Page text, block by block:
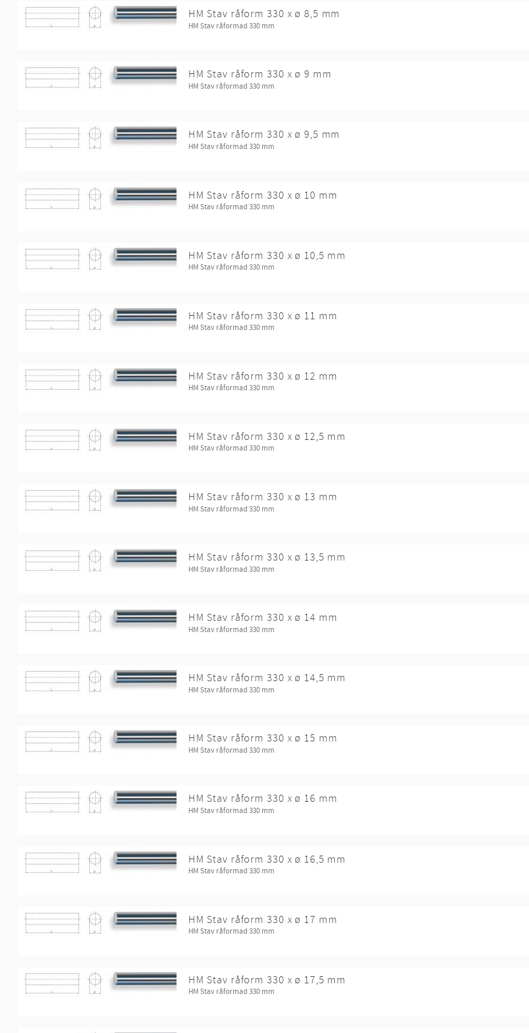
HM Stav råform 330 x ø 8,5 mm
HM Stav råformad 330 mm
HM Stav råform 330 x ø 9 mm
HM Stav råformad 330 mm
HM Stav råform 330 x ø 9,5 mm
HM Stav råformad 330 mm
HM Stav råform 330 x ø 10 mm
HM Stav råformad 330 mm
HM Stav råform 330 x ø 10,5 mm
HM Stav råformad 330 mm
HM Stav råform 330 x ø 11 mm
HM Stav råformad 330 mm
HM Stav råform 330 x ø 12 mm
HM Stav råformad 330 mm
HM Stav råform 330 x ø 12,5 mm
HM Stav råformad 330 mm
HM Stav råform 330 x ø 13 mm
HM Stav råformad 330 mm
HM Stav råform 330 x ø 13,5 mm
HM Stav råformad 330 mm
HM Stav råform 330 x ø 14 mm
HM Stav råformad 330 mm
HM Stav råform 330 x ø 14,5 mm
HM Stav råformad 330 mm
HM Stav råform 330 x ø 15 mm
HM Stav råformad 330 mm
HM Stav råform 330 x ø 16 mm
HM Stav råformad 330 mm
HM Stav råform 330 x ø 16,5 mm
HM Stav råformad 330 mm
HM Stav råform 330 x ø 17 mm
HM Stav råformad 330 mm
HM Stav råform 330 x ø 17,5 mm
HM Stav råformad 330 mm